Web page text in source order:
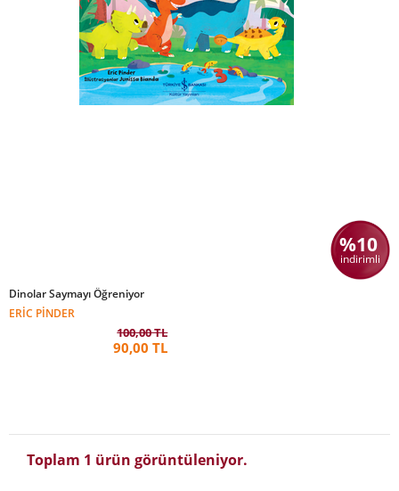
%10
indirimli
Dinolar Saymayı Öğreniyor
ERIC PINDER
100,00 TL
90,00 TL
Toplam 1 ürün görüntüleniyor.